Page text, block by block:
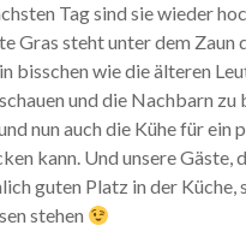
Tag sind sie wieder
Gras steht unter dem
wie die älteren
und die Nachbarn
nun auch die Kühe für ein
kann. Und unsere
guten Platz in der
stehen